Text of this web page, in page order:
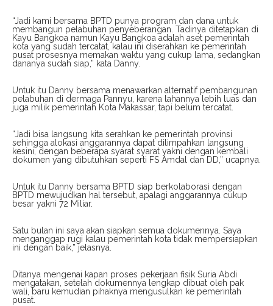
“Jadi kami bersama BPTD punya program dan dana untuk
membangun pelabuhan penyeberangan. Tadinya ditetapkan di
Kayu Bangkoa namun Kayu Bangkoa adalah aset pemerintah
kota yang sudah tercatat, kalau ini diserahkan ke pemerintah
pusat prosesnya memakan waktu yang cukup lama, sedangkan
dananya sudah siap,” kata Danny.
Untuk itu Danny bersama menawarkan alternatif pembangunan
pelabuhan di dermaga Pannyu, karena lahannya lebih luas dan
juga milik pemerintah Kota Makassar, tapi belum tercatat.
“Jadi bisa langsung kita serahkan ke pemerintah provinsi
sehingga alokasi anggarannya dapat dilimpahkan langsung
kesini, dengan beberapa syarat syarat yakni dengan kembali
dokumen yang dibutuhkan seperti FS Amdal dan DD,” ucapnya.
Untuk itu Danny bersama BPTD siap berkolaborasi dengan
BPTD mewujudkan hal tersebut, apalagi anggarannya cukup
besar yakni 72 Miliar.
Satu bulan ini saya akan siapkan semua dokumennya. Saya
menganggap rugi kalau pemerintah kota tidak mempersiapkan
ini dengan baik,” jelasnya.
Ditanya mengenai kapan proses pekerjaan fisik Suria Abdi
mengatakan, setelah dokumennya lengkap dibuat oleh pak
wali, baru kemudian pihaknya mengusulkan ke pemerintah
pusat.